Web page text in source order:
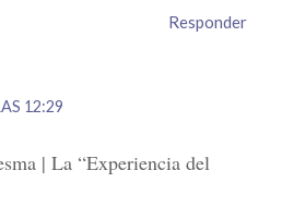
Responder
12:29
| La “Experiencia del